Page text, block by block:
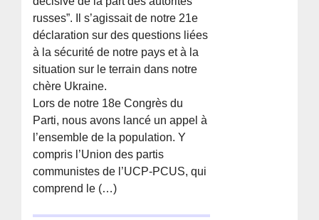
russes”. Il s’agissait de notre 21e
déclaration sur des questions liées
à la sécurité de notre pays et à la
situation sur le terrain dans notre
chère Ukraine.
Lors de notre 18e Congrès du
Parti, nous avons lancé un appel à
l’ensemble de la population. Y
compris l’Union des partis
communistes de l’UCP-PCUS, qui
comprend le (…)